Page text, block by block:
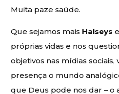
Muita paze saúde.
Que sejamos mais Halseys
próprias vidas e nos
objetivos nas mídias
presença o mundo
que Deus pode nos dar – o